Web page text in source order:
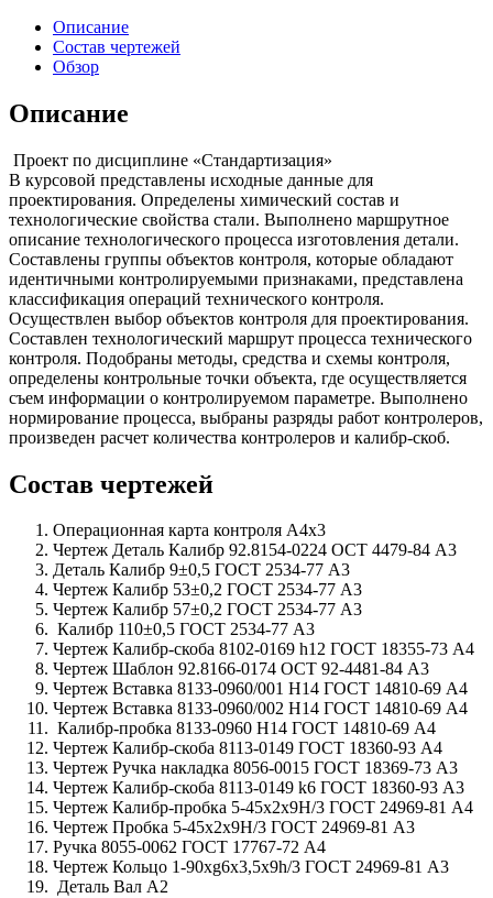
Описание
Состав чертежей
Обзор
Описание
Проект по дисциплине «Стандартизация»
В курсовой представлены исходные данные для
проектирования. Определены химический состав и
технологические свойства стали. Выполнено маршрутное
описание технологического процесса изготовления детали.
Составлены группы объектов контроля, которые обладают
идентичными контролируемыми признаками, представлена
классификация операций технического контроля.
Осуществлен выбор объектов контроля для проектирования.
Составлен технологический маршрут процесса технического
контроля. Подобраны методы, средства и схемы контроля,
определены контрольные точки объекта, где осуществляется
съем информации о контролируемом параметре. Выполнено
нормирование процесса, выбраны разряды работ контролеров,
произведен расчет количества контролеров и калибр-скоб.
Состав чертежей
Операционная карта контроля А4х3
Чертеж Деталь Калибр 92.8154-0224 ОСТ 4479-84 А3
Деталь Калибр 9±0,5 ГОСТ 2534-77 А3
Чертеж Калибр 53±0,2 ГОСТ 2534-77 А3
Чертеж Калибр 57±0,2 ГОСТ 2534-77 А3
Калибр 110±0,5 ГОСТ 2534-77 А3
Чертеж Калибр-скоба 8102-0169 h12 ГОСТ 18355-73 А4
Чертеж Шаблон 92.8166-0174 ОСТ 92-4481-84 А3
Чертеж Вставка 8133-0960/001 H14 ГОСТ 14810-69 А4
Чертеж Вставка 8133-0960/002 H14 ГОСТ 14810-69 А4
Калибр-пробка 8133-0960 Н14 ГОСТ 14810-69 А4
Чертеж Калибр-скоба 8113-0149 ГОСТ 18360-93 А4
Чертеж Ручка накладка 8056-0015 ГОСТ 18369-73 А3
Чертеж Калибр-скоба 8113-0149 k6 ГОСТ 18360-93 А3
Чертеж Калибр-пробка 5-45х2х9Н/3 ГОСТ 24969-81 А4
Чертеж Пробка 5-45х2х9Н/3 ГОСТ 24969-81 А3
Ручка 8055-0062 ГОСТ 17767-72 А4
Чертеж Кольцо 1-90хg6х3,5х9h/3 ГОСТ 24969-81 А3
Деталь Вал А2